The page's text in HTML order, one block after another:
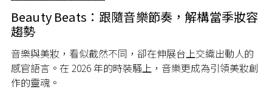
Beauty Beats：跟隨音樂節奏，解構當季妝容
趨勢
音樂與美妝，看似截然不同，卻在伸展台上交織出動人的
感官語言。在 2026 年的時裝騷上，音樂更成為引領美妝創
作的靈魂。